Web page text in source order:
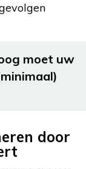
moet uw
door